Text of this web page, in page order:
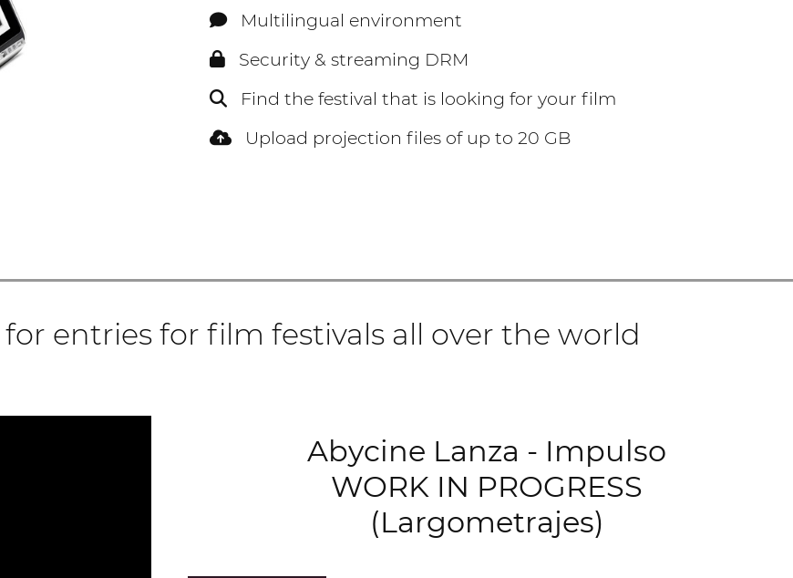
Multilingual environment
Security & streaming DRM
Find the festival that is looking for your film
Upload projection files of up to 20 GB
entries for film festivals all over the world
Abycine Lanza - Impulso
WORK IN PROGRESS
(Largometrajes)